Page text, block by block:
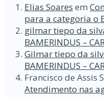
Elias Soares em
para a categoria o
gilmar tiepo da
BAMERINDUS –
Gilmar tiepo da
BAMERINDUS –
Francisco de Assis
Atendimento nas